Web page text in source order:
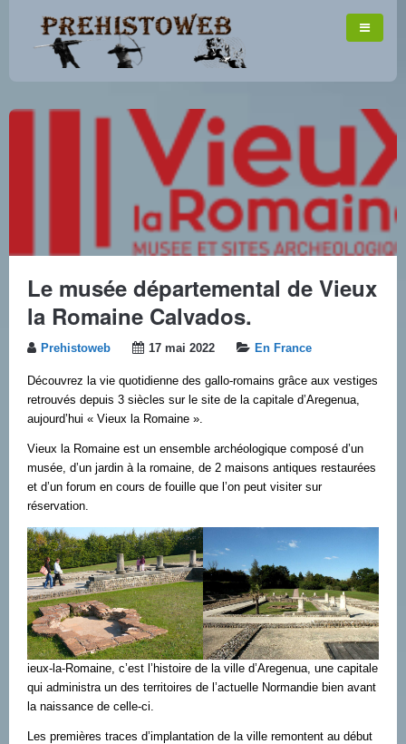
Le musée départemental de Vieux
la Romaine Calvados.
Prehistoweb 17 mai 2022 En France
Découvrez la vie quotidienne des gallo-romains grâce aux vestiges
retrouvés depuis 3 siècles sur le site de la capitale d’Aregenua,
aujourd’hui « Vieux la Romaine ».
Vieux la Romaine est un ensemble archéologique composé d’un
musée, d’un jardin à la romaine, de 2 maisons antiques restaurées
et d’un forum en cours de fouille que l’on peut visiter sur
réservation.
ieux-la-Romaine, c’est l’histoire de la ville d’Aregenua, une capitale
qui administra un des territoires de l’actuelle Normandie bien avant
la naissance de celle-ci.
Les premières traces d’implantation de la ville remontent au début